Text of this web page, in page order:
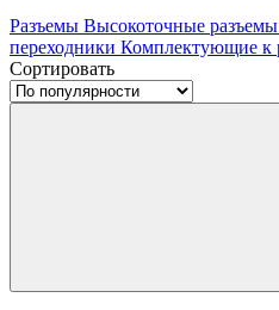
Разъемы Высокоточные разъемы
переходники Комплектующие к
Сортировать